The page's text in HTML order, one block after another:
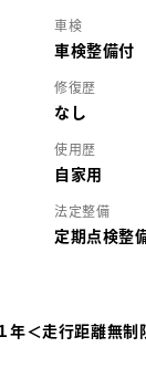
車検
車検整備付
修復歴
なし
使用歴
自家用
法定整備
定期点検整
年＜走行距離無制